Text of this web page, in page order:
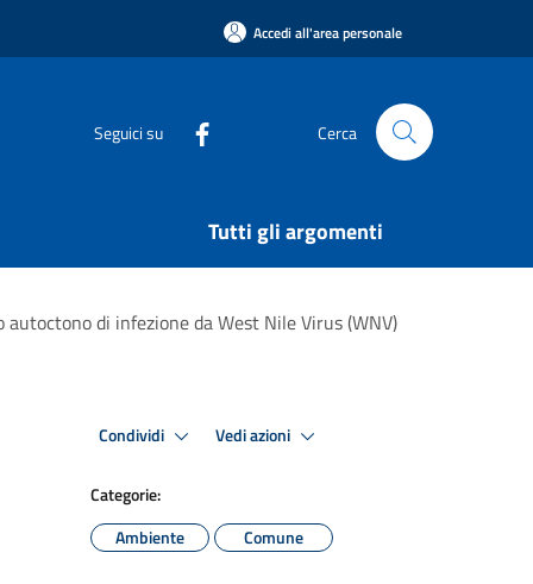
Accedi all'area personale
Seguici su Cerca
Tutti gli argomenti
di infezione da West Nile Virus (WNV)
Condividi Vedi azioni
Categorie:
Ambiente
Comune